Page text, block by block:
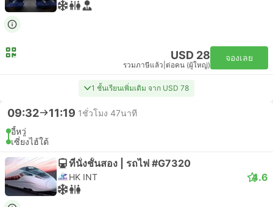
USD 28
รวมภาษีแล้ว ต่อคน (ผู้ใหญ่)
จองเลย
1 ชั้นเรียนเพิ่มเติม จาก USD 78
09:32 11:19 1ชั่วโมง 47นาที
อี้หวู่
เซี่ยงไฮ้ใต้
ที่นั่งชั้นสอง | รถไฟ #G7320
HK INT 4.6